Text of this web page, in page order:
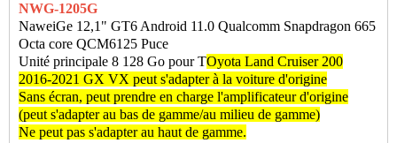
NWG-1205G
NaweiGe 12,1" GT6 Android 11.0 Qualcomm Snapdragon 665
Octa core QCM6125 Puce
Unité principale 8 128 Go pour TOyota Land Cruiser 200
2016-2021 GX VX peut s'adapter à la voiture d'origine
Sans écran, peut prendre en charge l'amplificateur d'origine
(peut s'adapter au bas de gamme/au milieu de gamme)
Ne peut pas s'adapter au haut de gamme.